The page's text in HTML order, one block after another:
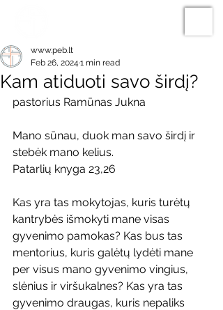
Kam atiduoti savo širdį?
www.peb.lt
Feb 26, 2024 1 min read
pastorius Ramūnas Jukna
Mano sūnau, duok man savo širdį ir
stebėk mano kelius.
Patarlių knyga 23,26
Kas yra tas mokytojas, kuris turėtų
kantrybės išmokyti mane visas
gyvenimo pamokas? Kas bus tas
mentorius, kuris galėtų lydėti mane
per visus mano gyvenimo vingius,
slėnius ir viršukalnes? Kas yra tas
gyvenimo draugas, kuris nepaliks